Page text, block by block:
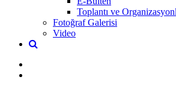
Toplantı ve
Fotoğraf Galerisi
Video